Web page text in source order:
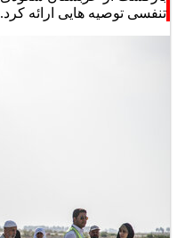
تنفسی توصیه هایی ارائه کرد.